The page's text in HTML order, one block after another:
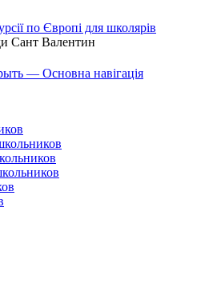
по Європі для школярів
Сант Валентин
— Основна навігація